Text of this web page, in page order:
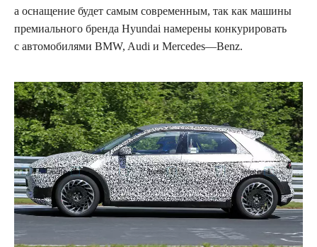
а оснащение будет самым современным, так как машины
премиального бренда Hyundai намерены конкурировать
с автомобилями BMW, Audi и Mercedes—Benz.